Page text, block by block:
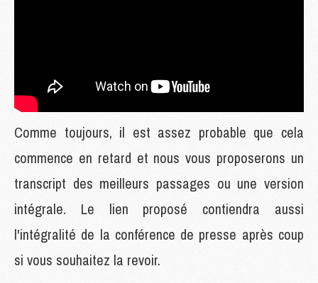
Comme toujours, il est assez probable que cela
commence en retard et nous vous proposerons un
transcript des meilleurs passages ou une version
intégrale. Le lien proposé contiendra aussi
l'intégralité de la conférence de presse après coup
si vous souhaitez la revoir.